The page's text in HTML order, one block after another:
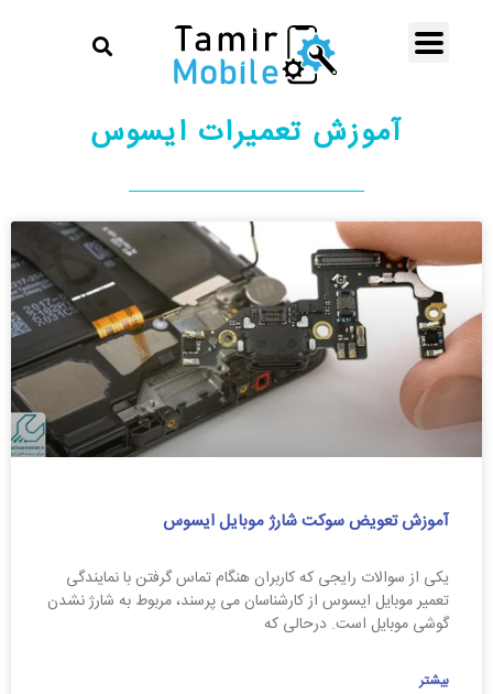
آموزش تعمیرات ایسوس
آموزش تعویض سوکت شارژ موبایل ایسوس
یکی از سوالات رایجی که کاربران هنگام تماس گرفتن با نمایندگی
تعمیر موبایل ایسوس از کارشناسان می پرسند، مربوط به شارژ نشدن
گوشی موبایل است. درحالی که
بیشتر